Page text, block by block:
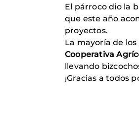
El párroco dio la
que este año
proyectos.
La mayoría de
Cooperativa
llevando
¡Gracias a todos